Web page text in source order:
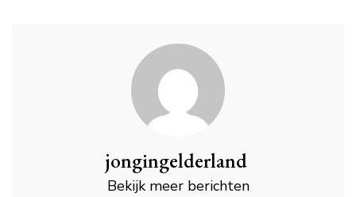
jongingelderland
Bekijk meer berichten